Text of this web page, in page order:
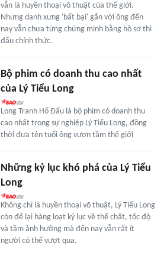
vẫn là huyền thoại võ thuật của thế giới.
Nhưng danh xưng 'bất bại' gắn với ông đến
nay vẫn chưa từng chứng minh bằng hồ sơ thi
đấu chính thức.
Bộ phim có doanh thu cao nhất
của Lý Tiểu Long
Long Tranh Hổ Đấu là bộ phim có doanh thu
cao nhất trong sự nghiệp Lý Tiểu Long, đồng
thời đưa tên tuổi ông vươn tầm thế giới
Những kỷ lục khó phá của Lý Tiểu
Long
Không chỉ là huyền thoại võ thuật, Lý Tiểu Long
còn để lại hàng loạt kỷ lục về thể chất, tốc độ
và tầm ảnh hưởng mà đến nay vẫn rất ít
người có thể vượt qua.